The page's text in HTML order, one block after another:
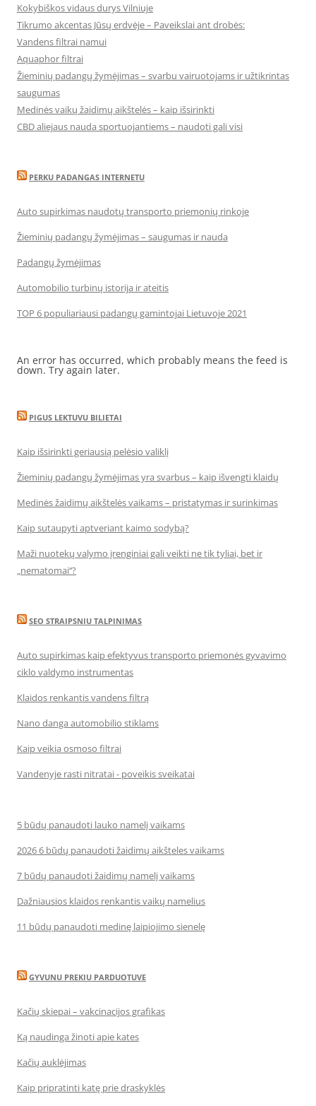
Kokybiškos vidaus durys Vilniuje
Tikrumo akcentas Jūsų erdvėje – Paveikslai ant drobės:
Vandens filtrai namui
Aquaphor filtrai
Žieminių padangų žymėjimas – svarbu vairuotojams ir užtikrintas
saugumas
Medinės vaikų žaidimų aikštelės – kaip išsirinkti
CBD aliejaus nauda sportuojantiems – naudoti gali visi
PERKU PADANGAS INTERNETU
Auto supirkimas naudotų transporto priemonių rinkoje
Žieminių padangų žymėjimas – saugumas ir nauda
Padangų žymėjimas
Automobilio turbinų istorija ir ateitis
TOP 6 populiariausi padangų gamintojai Lietuvoje 2021
An error has occurred, which probably means the feed is
down. Try again later.
PIGUS LEKTUVU BILIETAI
Kaip išsirinkti geriausią pelėsio valiklį
Žieminių padangų žymėjimas yra svarbus – kaip išvengti klaidų
Medinės žaidimų aikštelės vaikams – pristatymas ir surinkimas
Kaip sutaupyti aptveriant kaimo sodybą?
Maži nuotekų valymo įrenginiai gali veikti ne tik tyliai, bet ir
„nematomai‘‘?
SEO STRAIPSNIU TALPINIMAS
Auto supirkimas kaip efektyvus transporto priemonės gyvavimo
ciklo valdymo instrumentas
Klaidos renkantis vandens filtrą
Nano danga automobilio stiklams
Kaip veikia osmoso filtrai
Vandenyje rasti nitratai - poveikis sveikatai
5 būdų panaudoti lauko namelį vaikams
2026 6 būdų panaudoti žaidimų aikšteles vaikams
7 būdų panaudoti žaidimų namelį vaikams
Dažniausios klaidos renkantis vaikų namelius
11 būdų panaudoti medinę laipiojimo sienelę
GYVUNU PREKIU PARDUOTUVE
Kačių skiepai – vakcinacijos grafikas
Ką naudinga žinoti apie kates
Kačių auklėjimas
Kaip pripratinti katę prie draskyklės